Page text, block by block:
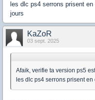
les dlc ps4 serrons prisent
jours
KaZoR
03 sept. 2025
Afaik, verifie ta version ps5
les dlc ps4 serrons prisent